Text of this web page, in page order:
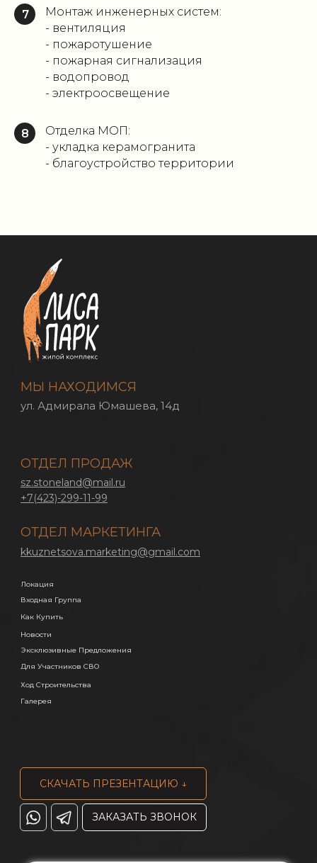
7
Монтаж инженерных систем:
- вентиляция
- пожаротушение
- пожарная сигнализация
- водопровод
- электроосвещение
8
Отделка МОП:
- укладка керамогранита
- благоустройство территории
ул. Адмирала Юмашева, 14д
+7(423)-299-11-99
sz.stoneland@mail.ru
kkuznetsova.marketing@gmail.com
ОТДЕЛ МАРКЕТИНГА
ОТДЕЛ ПРОДАЖ
МЫ НАХОДИМСЯ
СКАЧАТЬ ПРЕЗЕНТАЦИЮ ↓
ЗАКАЗАТЬ ЗВОНОК
Эксклюзивные Предложения
Галерея
Новости
Как Купить
Локация
Ход Строительства
Входная Группа
Для Участников СВО